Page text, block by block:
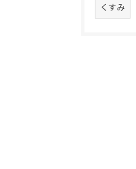
くすみ